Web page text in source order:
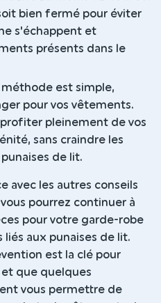
bien fermé pour éviter
s'échappent et
présents dans le
méthode est simple,
pour vos vêtements.
pleinement de vos
sans craindre les
de lit.
avec les autres conseils
pourrez continuer à
pour votre garde-robe
aux punaises de lit.
est la clé pour
que quelques
vous permettre de